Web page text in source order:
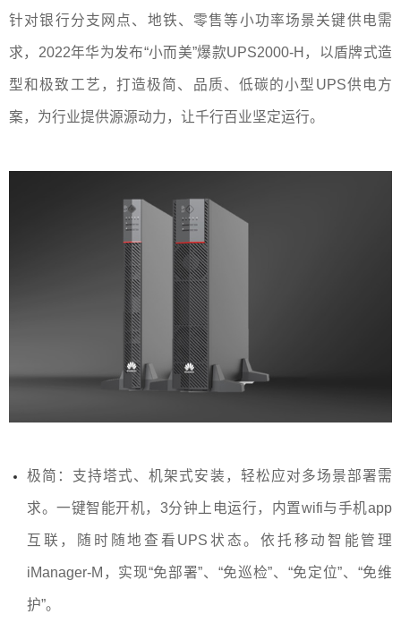
针对银行分支网点、地铁、零售等小功率场景关键供电需
求，2022年华为发布“小而美”爆款UPS2000-H ，以盾牌式造
型和极致工艺，打造极简、品质、低碳的小型UPS供电方
案，为行业提供源源动力，让千行百业坚定运行。
极简：支持塔式、机架式安装，轻松应对多场景部署需
求。一键智能开机，3分钟上电运行，内置wifi与手机app
互联，随时随地查看UPS状态。依托移动智能管理
iManager-M，实现“免部署”、“免巡检”、“免定位”、“免维
护”。